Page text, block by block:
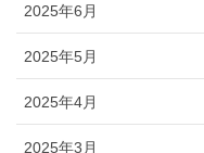
2025年6月
2025年5月
2025年4月
2025年3月